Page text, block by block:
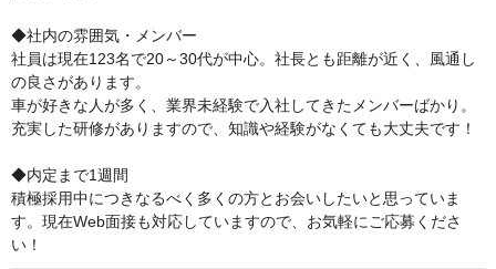
◆社内の雰囲気・メンバー
社員は現在123名で20～30代が中心。社長とも距離が近く、風通し
の良さがあります。
車が好きな人が多く、業界未経験で入社してきたメンバーばかり。
充実した研修がありますので、知識や経験がなくても大丈夫です！
◆内定まで1週間
積極採用中につきなるべく多くの方とお会いしたいと思っていま
す。現在Web面接も対応していますので、お気軽にご応募くださ
い！